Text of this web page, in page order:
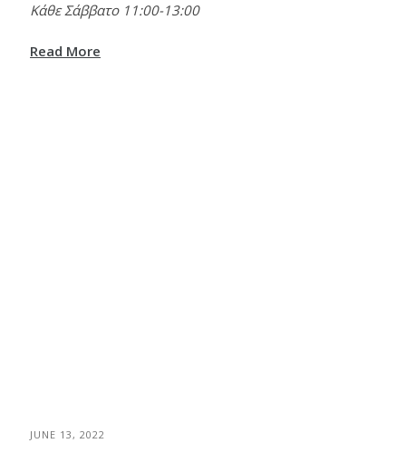
Κάθε Σάββατο 11:00-13:00
Read More
JUNE 13, 2022